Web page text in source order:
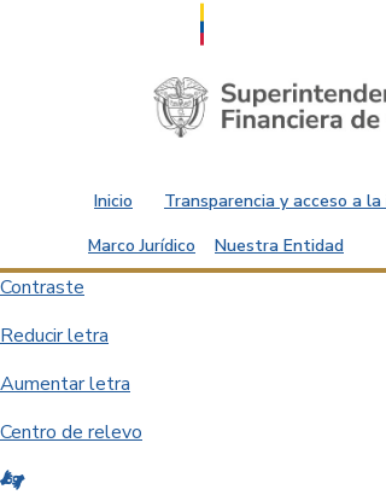
Saltar al contenido principal
Inicio Transparencia y acceso a
Marco Jurídico
Nuestra Entidad
Contraste
Reducir letra
Aumentar letra
Centro de relevo